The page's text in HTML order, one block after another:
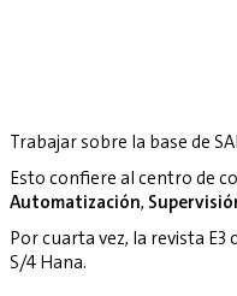
Trabajar sobre la base de
Esto confiere al centro de
Automatización,
Por cuarta vez, la revista
S/4 Hana.